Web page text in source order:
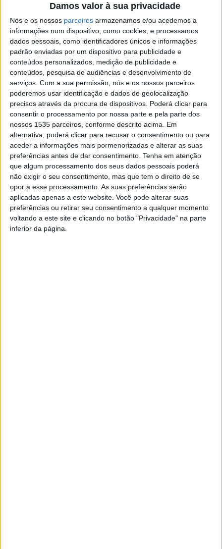
Damos valor à sua privacidade
Nós e os nossos parceiros armazenamos e/ou acedemos a
informações num dispositivo, como cookies, e processamos
dados pessoais, como identificadores únicos e informações
padrão enviadas por um dispositivo para publicidade e
conteúdos personalizados, medição de publicidade e
conteúdos, pesquisa de audiências e desenvolvimento de
serviços. Com a sua permissão, nós e os nossos parceiros
poderemos usar identificação e dados de geolocalização
precisos através da procura de dispositivos. Poderá clicar para
consentir o processamento por nossa parte e pela parte dos
nossos 1535 parceiros, conforme descrito acima. Em
alternativa, poderá clicar para recusar o consentimento ou para
aceder a informações mais pormenorizadas e alterar as suas
preferências antes de dar consentimento. Tenha em atenção
que algum processamento dos seus dados pessoais poderá
não exigir o seu consentimento, mas que tem o direito de se
opor a esse processamento. As suas preferências serão
aplicadas apenas a este website. Você pode alterar suas
preferências ou retirar seu consentimento a qualquer momento
voltando a este site e clicando no botão "Privacidade" na parte
inferior da página.
A Câmara de Castelo Branco acolheu uma reunião de
trabalho com o secretário de Estado da Proteção Civil,
Rui Rocha, estando presentes várias entidades locais.
A autarquia conta que a reunião teve como objetivo
avaliar os impactos dos incêndios que recentemente
deflagraram no concelho albicastrense, nomeadamente,
o incêndio com origem em Arganil (entre 18 e 21 de
agosto), que afetou as freguesias de Almaceda, São
Vicente da Beira e Louriçal do Campo, levando a
autarquia albicastrense a ativar o Plano Municipal de
Emergência de Proteção Civil.